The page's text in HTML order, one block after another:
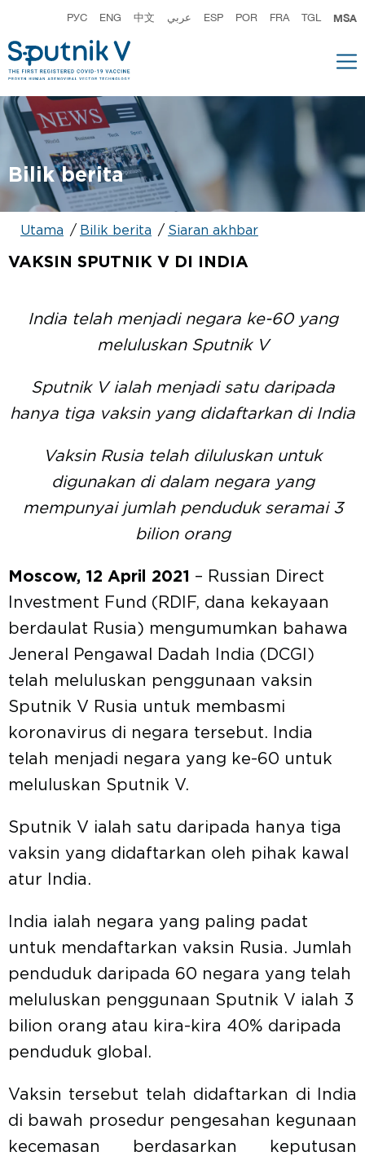
РУС ENG 中文 عربي ESP POR FRA TGL MSA
Bilik berita
Utama Bilik berita Siaran akhbar
VAKSIN SPUTNIK V DI INDIA
India telah menjadi negara ke-60 yang
meluluskan Sputnik V
Sputnik V ialah menjadi satu daripada
hanya tiga vaksin yang didaftarkan di India
Vaksin Rusia telah diluluskan untuk
digunakan di dalam negara yang
mempunyai jumlah penduduk seramai 3
bilion orang
Moscow, 12 April 2021
– Russian Direct
Investment Fund (RDIF, dana kekayaan
berdaulat Rusia) mengumumkan bahawa
Jeneral Pengawal Dadah India (DCGI)
telah meluluskan penggunaan vaksin
Sputnik V Rusia untuk membasmi
koronavirus di negara tersebut. India
telah menjadi negara yang ke-60 untuk
meluluskan Sputnik V.
Sputnik V ialah satu daripada hanya tiga
vaksin yang didaftarkan oleh pihak kawal
atur India.
India ialah negara yang paling padat
untuk mendaftarkan vaksin Rusia. Jumlah
penduduk daripada 60 negara yang telah
meluluskan penggunaan Sputnik V ialah 3
bilion orang atau kira-kira 40% daripada
penduduk global.
Vaksin tersebut telah didaftarkan di India
di bawah prosedur pengesahan kegunaan
kecemasan berdasarkan keputusan